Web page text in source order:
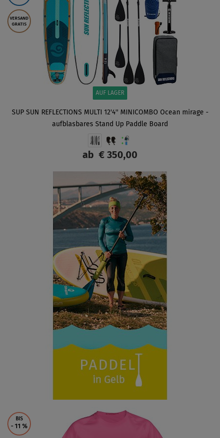
VERSAND
GRATIS
AUF LAGER
SUP SUN REFLECTIONS MULTI 12'4'' MINICOMBO Ocean mirage -
aufblasbares Stand Up Paddle Board
ab € 350,00
ANZEIGEN
BIS
- 11 %